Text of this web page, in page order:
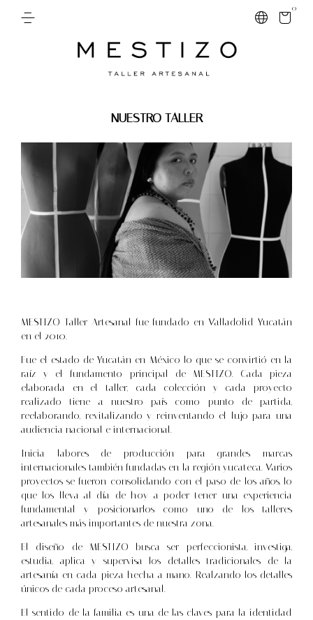
0
NUESTRO TALLER
MESTIZO Taller Artesanal fue fundado en Valladolid Yucatán
en el 2010.
Fue el estado de Yucatán en México lo que se convirtió en la
raíz y el fundamento principal de MESTIZO. Cada pieza
elaborada en el taller, cada colección y cada proyecto
realizado tiene a nuestro país como punto de partida,
reelaborando, revitalizando y reinventando el lujo para una
audiencia nacional e internacional.
Inicia labores de producción para grandes marcas
internacionales también fundadas en la región yucateca. Varios
proyectos se fueron consolidando con el paso de los años, lo
que los lleva al día de hoy a poder tener una experiencia
fundamental y posicionarlos como uno de los talleres
artesanales más importantes de nuestra zona.
El diseño de MESTIZO busca ser perfeccionista, investiga,
estudia, aplica y supervisa los detalles tradicionales de la
artesanía en cada pieza hecha a mano. Realzando los detalles
únicos de cada proceso artesanal.
El sentido de la familia es una de las claves para la identidad